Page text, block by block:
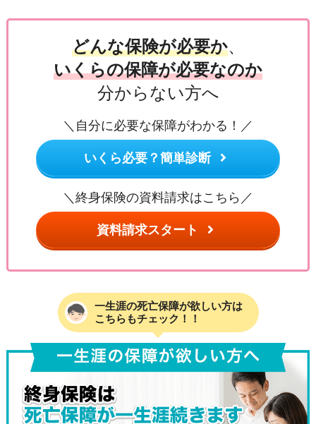
どんな保険が必要か、
いくらの保障が必要なのか
分からない方へ
＼自分に必要な保障がわかる！／
いくら必要？簡単診断
＼終身保険の資料請求はこちら／
資料請求スタート
一生涯の死亡保障が欲しい方は
こちらもチェック！！